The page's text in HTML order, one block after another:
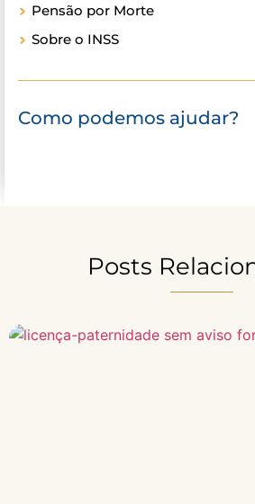
Pensão por Morte
Sobre o INSS
Como podemos ajudar?
Posts